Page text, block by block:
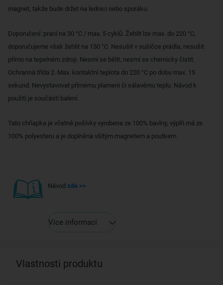
magnet, takže bude držet na lednici nebo sporáku.
Doporučení: praní na 30 °C / max. 5 cyklů. Žehlit lze max. do 220 °C,
doporučujeme však žehlit na 150 °C. Nesušit v sušičce prádla, nesušit
přímo na tepelném zdroji. Nesmí se bělit, nesmí se chemicky čistit.
Ochranná třída 2. Max. kontaktní teplota do 220 °C po dobu max. 15
sekund. Nevystavovat přímému plameni či sálavému teplu. Návod k
použití je součástí balení.
Tato chňapka je včetně pošívky vyrobena ze 100% bavlny, výplň má ze
100% polyesteru a je doplněna všitým magnetem a poutkem.
Návod zde >>
Více informací
Vlastnosti produktu